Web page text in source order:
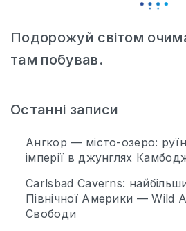
Подорожуй світом
там побував.
Останні записи
Ангкор — місто-озеро:
імперії в джунглях
Carlsbad Caverns:
Північної Америки — Wild
Свободи